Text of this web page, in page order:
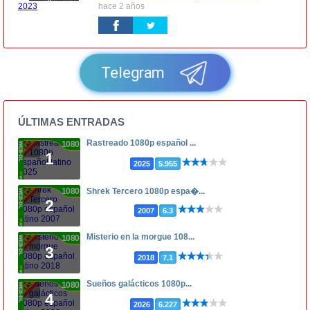
hace 2 años
Telegram
ÚLTIMAS ENTRADAS
1
1080p Rastreado 1080p español ...
2025 5.955
2
1080p Shrek Tercero 1080p espa�...
2007 6.3
3
1080p Misterio en la morgue 108...
2018 7.1
4
1080p Sueños galácticos 1080p...
2026 6.227